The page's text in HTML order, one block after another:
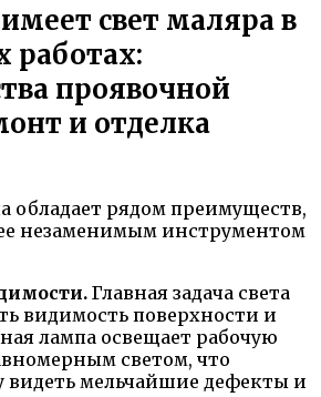
свет маляра в
работах:
проявочной
и отделка
обладает рядом преимуществ,
незаменимым инструментом
Главная задача света
видимость поверхности и
лампа освещает рабочую
светом, что
видеть мельчайшие дефекты и